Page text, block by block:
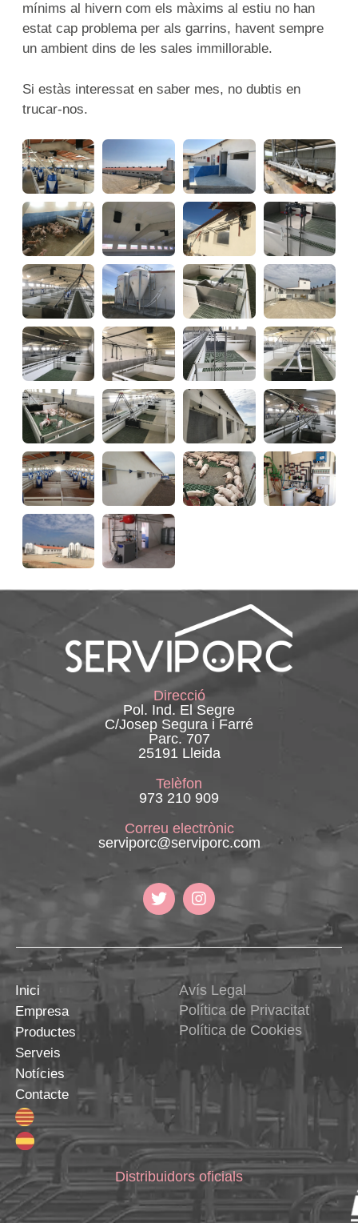
mínims al hivern com els màxims al estiu no han
estat cap problema per als garrins, havent sempre
un ambient dins de les sales immillorable.
Si estàs interessat en saber mes, no dubtis en
trucar-nos.
Direcció
Pol. Ind. El Segre
C/Josep Segura i Farré
Parc. 707
25191 Lleida
Telèfon
973 210 909
Correu electrònic
serviporc@serviporc.com
Inici
Empresa
Productes
Serveis
Notícies
Contacte
Avís Legal
Política de Privacitat
Política de Cookies
Distribuidors oficials